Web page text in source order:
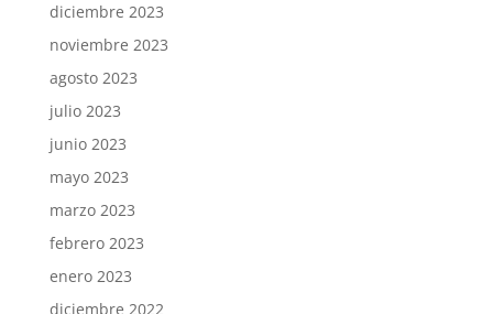
diciembre 2023
noviembre 2023
agosto 2023
julio 2023
junio 2023
mayo 2023
marzo 2023
febrero 2023
enero 2023
diciembre 2022